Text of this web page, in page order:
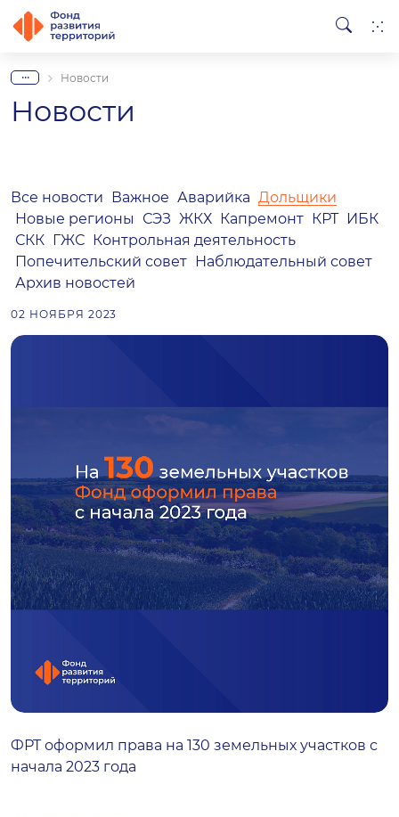
... Новости
Новости
Все новости Важное Аварийка Дольщики
Новые регионы
СЭЗ ЖКХ Капремонт КРТ ИБК
СКК ГЖС Контрольная деятельность
Попечительский совет Наблюдательный совет
Архив новостей
02 НОЯБРЯ 2023
ФРТ оформил права на 130 земельных участков с
начала 2023 года